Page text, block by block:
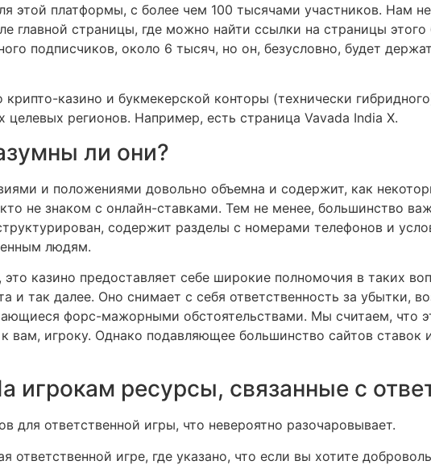
этой платформы, с более чем 100 тысячами участников. Нам
главной страницы, где можно найти ссылки на страницы
подписчиков, около 6 тысяч, но он, безусловно, будет
крипто-казино и букмекерской конторы (технически
целевых регионов. Например, есть страница Vavada India X.
ли они?
и положениями довольно объемна и содержит, как
не знаком с онлайн-ставками. Тем не менее, большинство
содержит разделы с номерами телефонов и
людям.
это казино предоставляет себе широкие полномочия в таких
и так далее. Оно снимает с себя ответственность за убытки,
форс-мажорными обстоятельствами. Мы считаем, что
вам, игроку. Однако подавляющее большинство сайтов
игрокам ресурсы, связанные с
для ответственной игры, что невероятно разочаровывает.
ответственной игре, где указано, что если вы хотите